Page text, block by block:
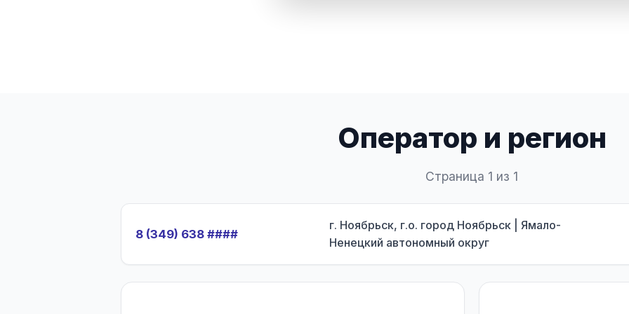
Оператор и регион
Страница 1 из 1
8 (349) 638 ####
г. Ноябрьск, г.о. город Ноябрьск | Ямало-
Ненецкий автономный округ